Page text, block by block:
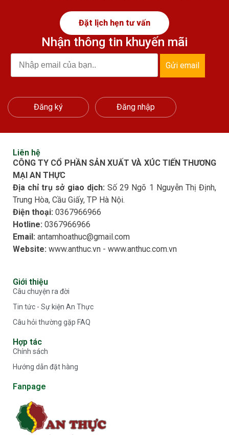
Đặt lịch hẹn tư vấn
Nhận thông tin khuyến mãi
Gửi email
Đăng ký Đăng nhập
Liên hệ
CÔNG TY CỔ PHẦN SẢN XUẤT VÀ XÚC TIẾN THƯƠNG
MẠI AN THỰC
Địa chỉ trụ sở giao dịch: Số 29 Ngõ 1 Nguyễn Thị Định,
Trung Hòa, Cầu Giấy, TP Hà Nội.
Điện thoại: 0367966966​
Hotline: 0367966966​
Email: antamhoathuc@gmail.com
Website: www.anthuc.vn - www.anthuc.com.vn
Giới thiệu
Câu chuyện ra đời
Tin tức - Sự kiện An Thực
Câu hỏi thường gặp FAQ
Hợp tác
Chính sách
Hướng dẫn đặt hàng
Fanpage